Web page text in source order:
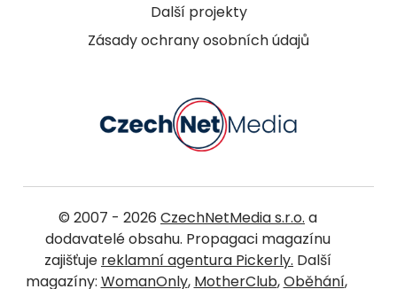
Další projekty
Zásady ochrany osobních údajů
© 2007 - 2026 CzechNetMedia s.r.o. a
dodavatelé obsahu. Propagaci magazínu
zajišťuje reklamní agentura Pickerly. Další
magazíny: WomanOnly, MotherClub,Oběhání,